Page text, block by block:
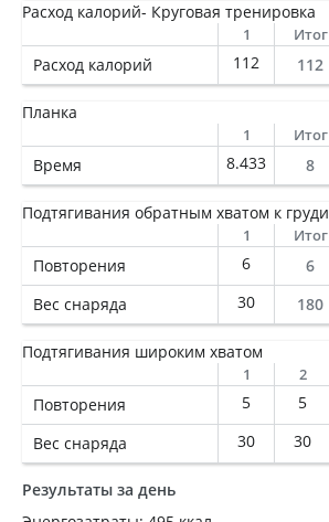
Расход калорий- Круговая тренировка
1 Итог
Расход калорий 112 112
Планка
1 Итог
Время 8.433 8
Подтягивания обратным хватом к груди
1 Итог
Повторения 6
6
Вес снаряда
30 180
Подтягивания широким хватом
1 2
Повторения 5 5
Вес снаряда
30 30
Результаты за день